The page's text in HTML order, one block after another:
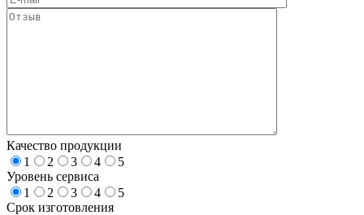
Качество продукции
1
2 3 4
5
Уровень сервиса
1
2 3 4
5
Срок изготовления